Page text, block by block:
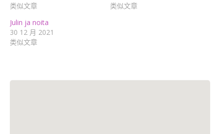
类似文章
类似文章
Julin ja noita
30 12 月 2021
类似文章